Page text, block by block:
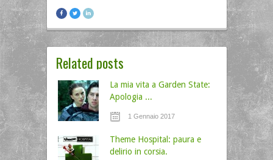
Related posts
La mia vita a Garden State:
Apologia ...
1 Gennaio 2017
Theme Hospital: paura e
delirio in corsia.